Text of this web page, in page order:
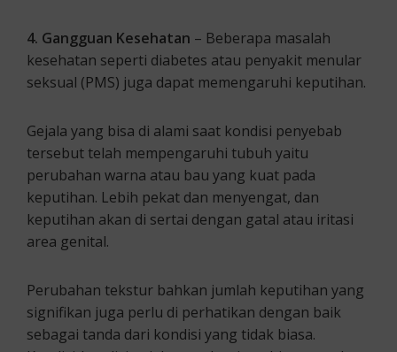
4. Gangguan Kesehatan – Beberapa masalah
kesehatan seperti diabetes atau penyakit menular
seksual (PMS) juga dapat memengaruhi keputihan.
Gejala yang bisa di alami saat kondisi penyebab
tersebut telah mempengaruhi tubuh yaitu
perubahan warna atau bau yang kuat pada
keputihan. Lebih pekat dan menyengat, dan
keputihan akan di sertai dengan gatal atau iritasi
area genital.
Perubahan tekstur bahkan jumlah keputihan yang
signifikan juga perlu di perhatikan dengan baik
sebagai tanda dari kondisi yang tidak biasa.